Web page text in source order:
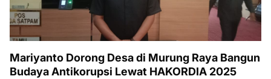
Mariyanto Dorong Desa di Murung Raya Bangun
Budaya Antikorupsi Lewat HAKORDIA 2025